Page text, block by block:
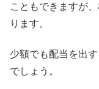
こともできますが
ります。
少額でも配当を出
でしょう。